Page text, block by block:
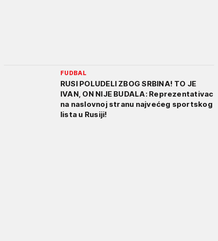
FUDBAL
RUSI POLUDELI ZBOG SRBINA! TO JE
IVAN, ON NIJE BUDALA: Reprezentativac
na naslovnoj stranu najvećeg sportskog
lista u Rusiji!